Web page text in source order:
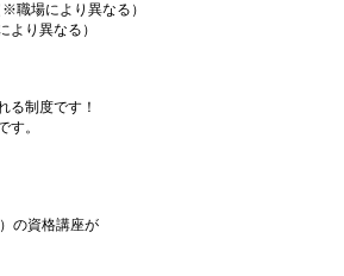
職場により異なる）
り異なる）
る制度です！
す。
の資格講座が